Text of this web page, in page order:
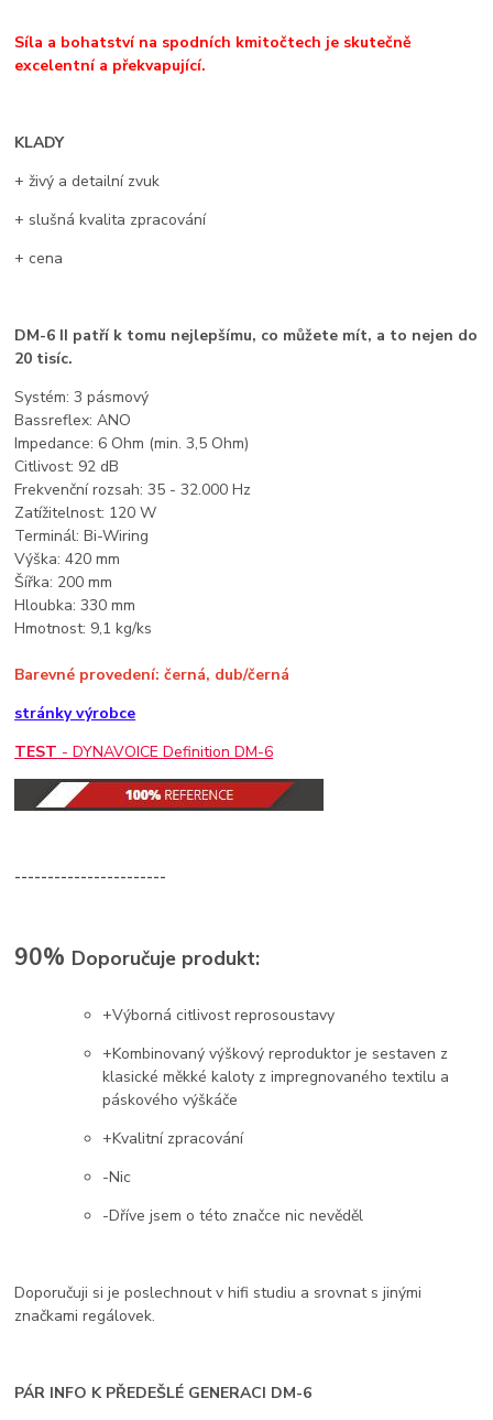
Síla a bohatství na spodních kmitočtech je skutečně
excelentní a překvapující.
KLADY
+ živý a detailní zvuk
+ slušná kvalita zpracování
+ cena
DM-6 II patří k tomu nejlepšímu, co můžete mít, a to nejen do
20 tisíc.
Systém: 3 pásmový
Bassreflex: ANO
Impedance: 6 Ohm (min. 3,5 Ohm)
Citlivost: 92 dB
Frekvenční rozsah: 35 - 32.000 Hz
Zatížitelnost: 120 W
Terminál: Bi-Wiring
Výška: 420 mm
Šířka: 200 mm
Hloubka: 330 mm
Hmotnost: 9,1 kg/ks
Barevné provedení: černá, dub/černá
stránky výrobce
TEST - DYNAVOICE Definition DM-6
-----------------------
90% Doporučuje produkt:
+Výborná citlivost reprosoustavy
+Kombinovaný výškový reproduktor je sestaven z
klasické měkké kaloty z impregnovaného textilu a
páskového výškáče
+Kvalitní zpracování
-Nic
-Dříve jsem o této značce nic nevěděl
Doporučuji si je poslechnout v hifi studiu a srovnat s jinými
značkami regálovek.
PÁR INFO K PŘEDEŠLÉ GENERACI DM-6